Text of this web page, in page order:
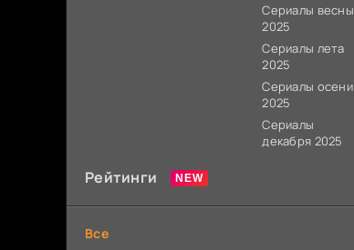
Сериалы весны
2025
Сериалы лета
2025
Сериалы осени
2025
Сериалы
декабря 2025
Рейтинги
Все